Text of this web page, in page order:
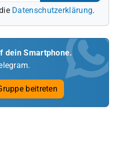
Datenschutzerklärung.
dein Smartphone.
beitreten